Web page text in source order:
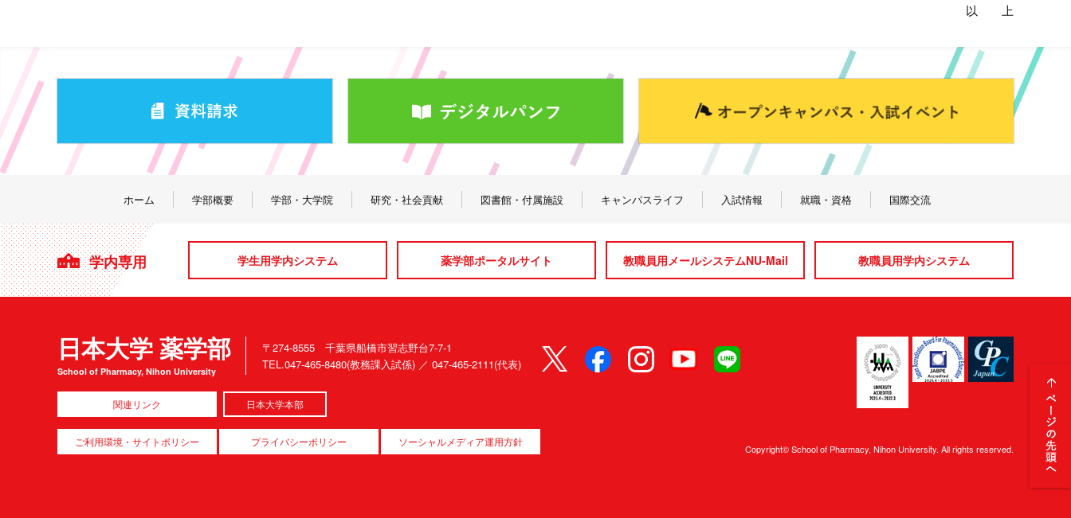
以 上
ホーム 学部概要 学部・大学院 研究・社会貢献 図書館・付属施設 キャンパスライフ 入試情報 就職・資格 国際交流
学内専用 学生用学内システム 薬学部ポータルサイト 教職員用メールシステムNU-Mail 教職員用学内システム
日本大学 薬学部
School of Pharmacy, Nihon University
関連リンク 日本大学本部
〒274-8555 千葉県船橋市習志野台7-7-1
TEL.047-465-8480(教務課入試係) ／ 047-465-2111(代表)
ご利用環境・サイトポリシー プライバシーポリシー ソーシャルメディア運用方針
Copyright© School of Pharmacy, Nihon University. All rights reserved.